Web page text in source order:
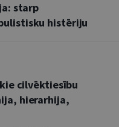
starp
histēriju
cilvēktiesību
hierarhija,